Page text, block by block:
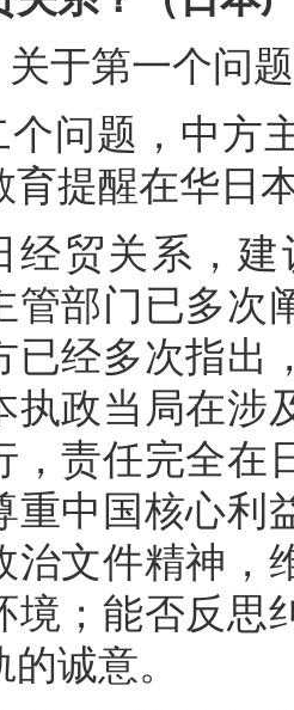
于第一个问
个问题，中方
育提醒在华日
经贸关系，
管部门已多
已经多次指出
执政当局在涉
，责任完全在
重中国核心利
治文件精神，
境；能否反思
诚意。